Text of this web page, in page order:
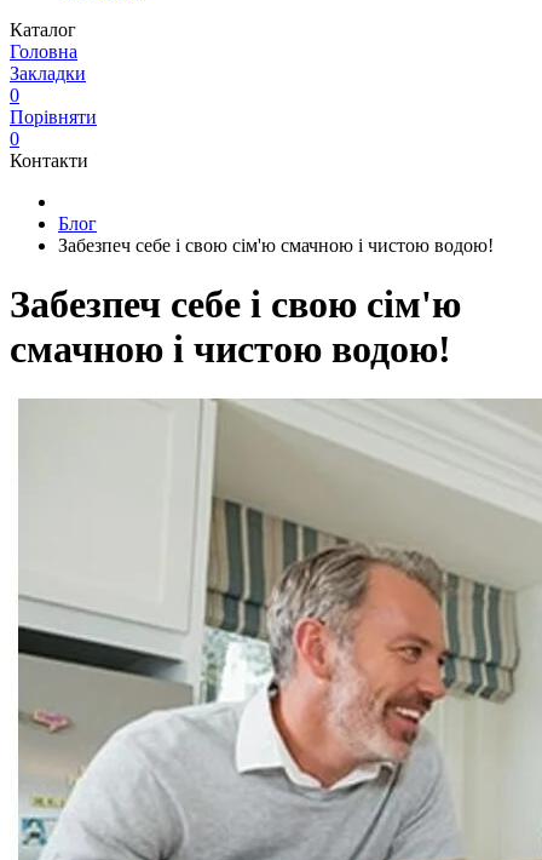
Каталог
Головна
Закладки
0
Порівняти
0
Контакти
Блог
Забезпеч себе і свою сім'ю смачною і чистою водою!
Забезпеч себе і свою сім'ю
смачною і чистою водою!